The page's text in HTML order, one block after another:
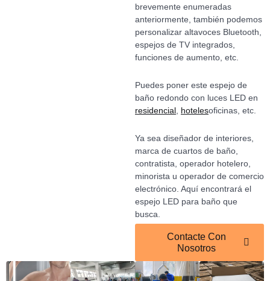
brevemente enumeradas
anteriormente, también podemos
personalizar altavoces Bluetooth,
espejos de TV integrados,
funciones de aumento, etc.
Puedes poner este espejo de
baño redondo con luces LED en
residencial, hotelesoficinas, etc.
Ya sea diseñador de interiores,
marca de cuartos de baño,
contratista, operador hotelero,
minorista u operador de comercio
electrónico. Aquí encontrará el
espejo LED para baño que
busca.
Contacte Con
Nosotros